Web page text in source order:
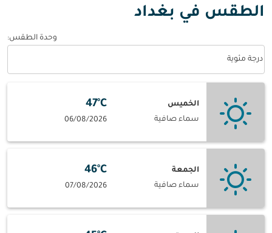
الطقس في بغداد
وحدة الطقس:
درجة مئوية
الخميس
سماء صافية
47°C
06/08/2026
الجمعة
سماء صافية
46°C
07/08/2026